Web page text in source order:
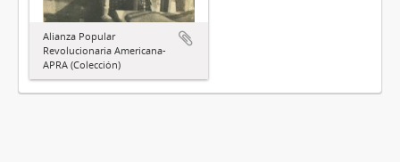
Alianza Popular
Revolucionaria Americana-
APRA (Colección)